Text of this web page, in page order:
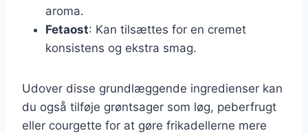
aroma.
Fetaost: Kan tilsættes for en cremet
konsistens og ekstra smag.
Udover disse grundlæggende ingredienser kan
du også tilføje grøntsager som løg, peberfrugt
eller courgette for at gøre frikadellerne mere